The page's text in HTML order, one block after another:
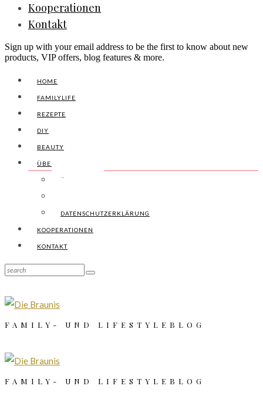
Kooperationen
Kontakt
Sign up with your email address to be the first to know about new
products, VIP offers, blog features & more.
HOME
FAMILYLIFE
REZEPTE
DIY
BEAUTY
ÜBER UNS
ÜBER UNS
DATENSCHUTZERKLÄRUNG
KOOPERATIONEN
KONTAKT
FAMILY- UND LIFESTYLEBLOG
FAMILY- UND LIFESTYLEBLOG